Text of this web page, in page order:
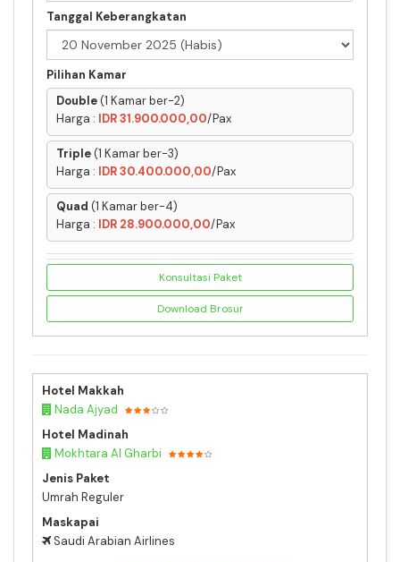
Tanggal Keberangkatan
Pilihan Kamar
Double(1 Kamar ber-2)
Harga : IDR 31.900.000,00/Pax
Triple(1 Kamar ber-3)
Harga : IDR 30.400.000,00/Pax
Quad (1 Kamar ber-4)
Harga : IDR 28.900.000,00/Pax
Konsultasi Paket
Download Brosur
Hotel Makkah
Nada Ajyad
Hotel Madinah
Mokhtara Al Gharbi
Jenis Paket
Umrah Reguler
Maskapai
Saudi Arabian Airlines